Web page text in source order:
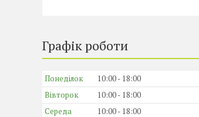
Графік роботи
Понеділок 10:00
18:00
Вівторок
10:00
18:00
Середа
10:00
18:00